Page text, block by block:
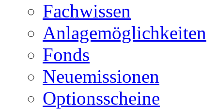
Fachwissen
Anlagemöglichkeiten
Fonds
Neuemissionen
Optionsscheine